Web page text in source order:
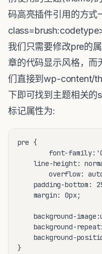
码高亮插件引用的方
我们只需要修改pre的
章的代码显示风格，而
们直接到wp-content/
下即可找到主题相关
标记属性为:
pre {
font-
overflow: